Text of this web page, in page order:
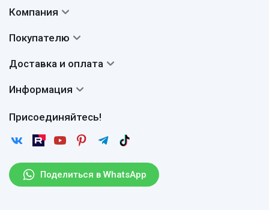
Поделиться в WhatsApp
Присоединяйтесь!
Компания
Авторы
Сертификаты
Покупателю
Вопросы и ответы
Отзывы
Статьи
Рассылка
Доставка и оплата
Доставка
Возврат
Информация
Пользовательское соглашение
Защита персональных данных
Правила продажи товаров (Постановление Правительства